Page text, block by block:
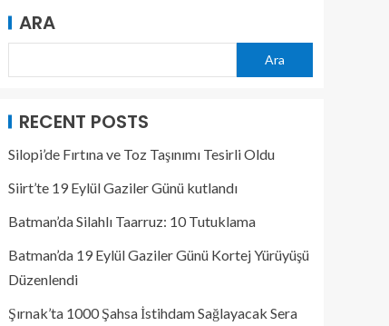
ARA
Ara
RECENT POSTS
Silopi’de Fırtına ve Toz Taşınımı Tesirli Oldu
Siirt’te 19 Eylül Gaziler Günü kutlandı
Batman’da Silahlı Taarruz: 10 Tutuklama
Batman’da 19 Eylül Gaziler Günü Kortej Yürüyüşü
Düzenlendi
Şırnak’ta 1000 Şahsa İstihdam Sağlayacak Sera